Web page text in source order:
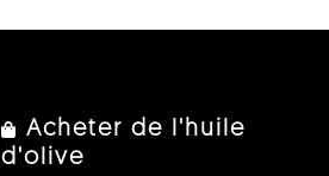
Acheter de l'huile
d'olive